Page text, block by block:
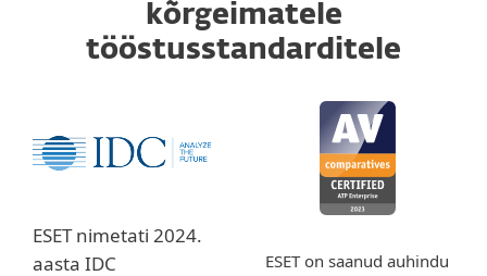
kõrgeimatele
tööstusstandarditele
ESET nimetati 2024.
aasta IDC
ESET on saanud auhindu